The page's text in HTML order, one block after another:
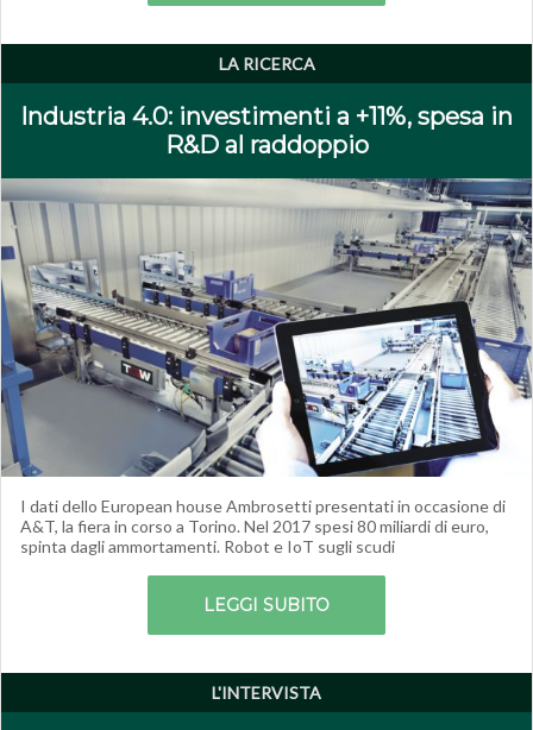
LA RICERCA
Industria 4.0: investimenti a +11%, spesa in
R&D al raddoppio
I dati dello European house Ambrosetti presentati in occasione di
A&T, la fiera in corso a Torino. Nel 2017 spesi 80 miliardi di euro,
spinta dagli ammortamenti. Robot e IoT sugli scudi
LEGGI SUBITO
L'INTERVISTA